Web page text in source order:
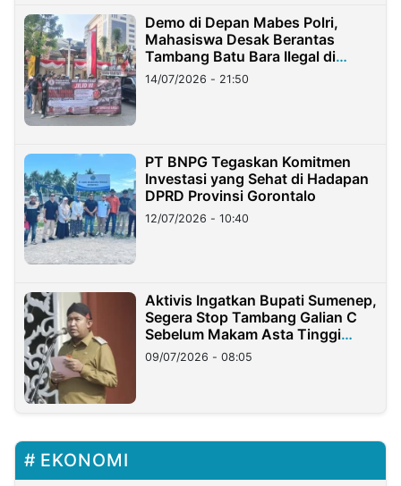
Demo di Depan Mabes Polri,
Mahasiswa Desak Berantas
Tambang Batu Bara Ilegal di
Lampung
14/07/2026 - 21:50
PT BNPG Tegaskan Komitmen
Investasi yang Sehat di Hadapan
DPRD Provinsi Gorontalo
12/07/2026 - 10:40
Aktivis Ingatkan Bupati Sumenep,
Segera Stop Tambang Galian C
Sebelum Makam Asta Tinggi
Longsor
09/07/2026 - 08:05
EKONOMI